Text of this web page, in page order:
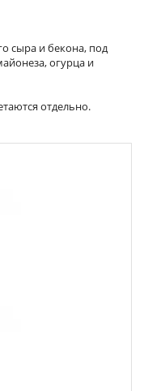
сыра и бекона, под
огурца и
отдельно.